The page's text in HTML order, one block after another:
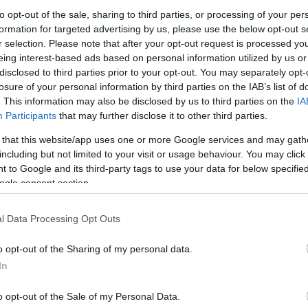
opt-out of the sale, sharing to third parties, or processing of your
for targeted advertising by us, please use the below opt-out
selection. Please note that after your opt-out request is processed
interest-based ads based on personal information utilized by us
to third parties prior to your opt-out. You may separately
of your personal information by third parties on the IAB’s list of
This information may also be disclosed by us to third parties on the
Participants that may further disclose it to other third parties.
that this website/app uses one or more Google services and may
but not limited to your visit or usage behaviour. You may
to Google and its third-party tags to use your data for below
consent section.
Data Processing Opt Outs
opt-out of the Sharing of my personal data.
opt-out of the Sale of my Personal Data.
Link másolása
állapotban vitték kórházba.
Úgy tudjuk, hogy a gyalogos a
éppen a kőbányai megállóba érkező
de a férfi így is a szerelvény
az első kerekek alól.